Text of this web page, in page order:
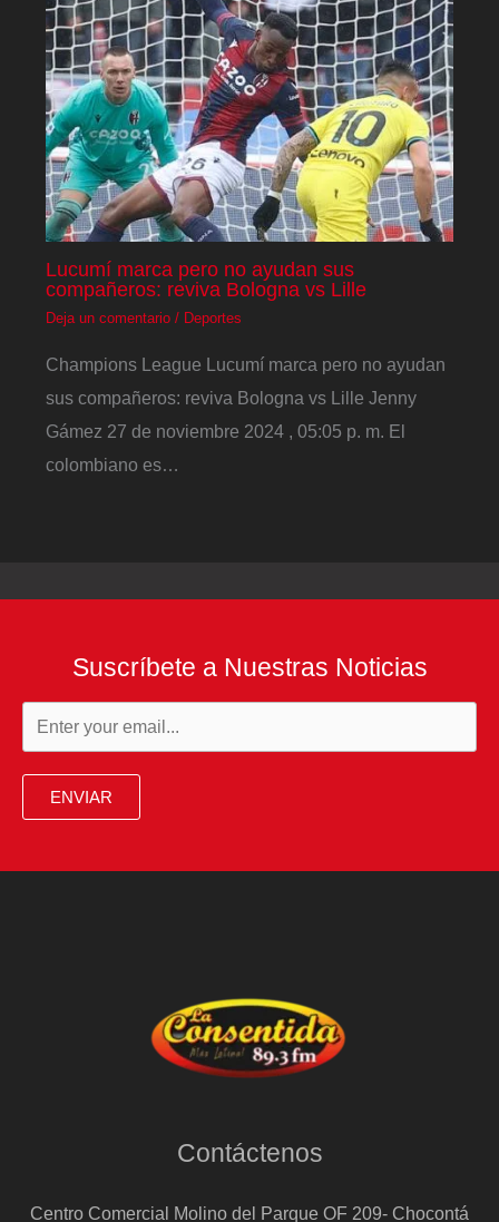
Lucumí marca pero no ayudan sus
compañeros: reviva Bologna vs Lille
Deja un comentario / Deportes
Champions League Lucumí marca pero no ayudan
sus compañeros: reviva Bologna vs Lille Jenny
Gámez 27 de noviembre 2024 , 05:05 p. m. El
colombiano es…
Suscríbete a Nuestras Noticias
ENVIAR
Contáctenos
Centro Comercial Molino del Parque OF 209- Chocontá